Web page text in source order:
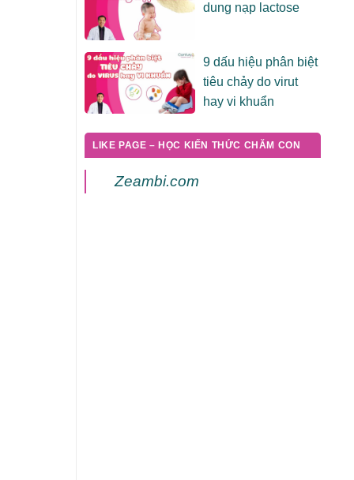
dung nạp lactose
9 dấu hiệu phân biệt
tiêu chảy do virut
hay vi khuẩn
LIKE PAGE – HỌC KIẾN THỨC CHĂM CON
Zeambi.com